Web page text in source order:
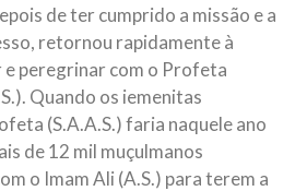
de ter cumprido a missão e a
retornou rapidamente à
e peregrinar com o Profeta
Quando os iemenitas
(S.A.A.S.) faria naquele ano
de 12 mil muçulmanos
o Imam Ali (A.S.) para terem a